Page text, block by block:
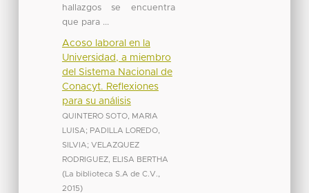
hallazgos se encuentra
que para ...
Acoso laboral en la
Universidad, a miembro
del Sistema Nacional de
Conacyt. Reflexiones
para su análisis
QUINTERO SOTO, MARIA
LUISA; PADILLA LOREDO,
SILVIA; VELAZQUEZ
RODRIGUEZ, ELISA BERTHA
(La biblioteca S.A de C.V.
2015)